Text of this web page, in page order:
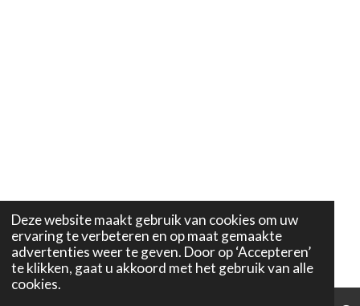
Deze website maakt gebruik van cookies om uw
ervaring te verbeteren en op maat gemaakte
advertenties weer te geven. Door op ‘Accepteren’
te klikken, gaat u akkoord met het gebruik van alle
cookies.